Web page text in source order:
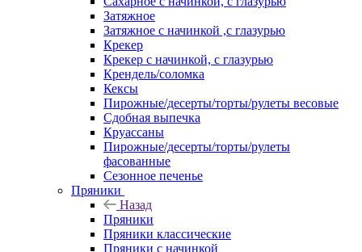
Затяжное
Затяжное с начинкой ,с глазурью
Крекер
Крекер с начинкой, с глазурью
Крендель/соломка
Кексы
Пирожные/десерты/торты/рулеты весовые
Сдобная выпечка
Круассаны
Пирожные/десерты/торты/рулеты
фасованные
Сезонное печенье
Пряники
Назад
Пряники
Пряники классические
Пряники с начинкой